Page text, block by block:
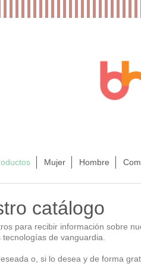
Mujer Hombre
catálogo
para recibir información sobre
de vanguardia.
o, si lo desea y de forma